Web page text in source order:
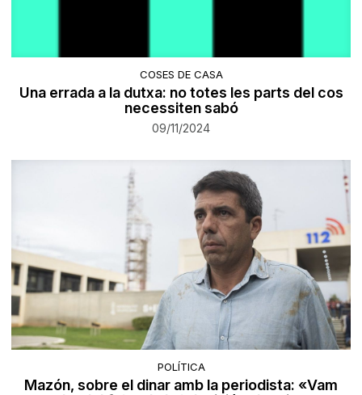
COSES DE CASA
Una errada a la dutxa: no totes les parts del cos
necessiten sabó
09/11/2024
POLÍTICA
Mazón, sobre el dinar amb la periodista: «Vam